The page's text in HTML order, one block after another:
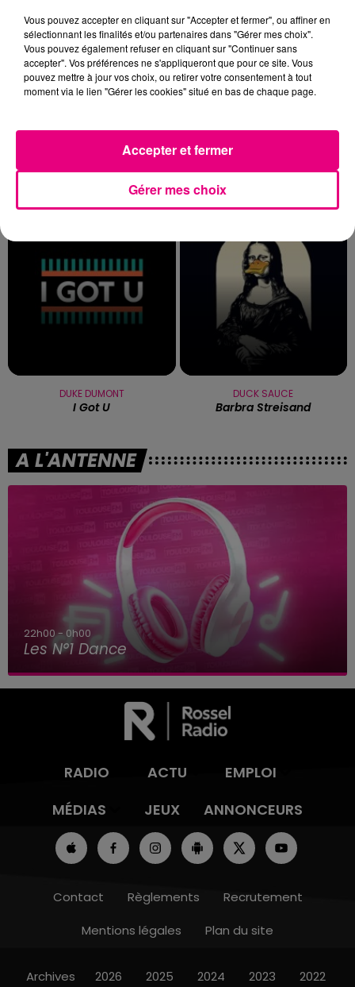
23 juillet 2026
VIOLENT INCENDIE AU NORD DE
La Haute-Garonne sera placé en alerte rouge
par Météo France ce vendredi 24 juillet aux feux
de forêt.
TITRES DIFFUSÉS
DUKE DUMONT
I Got U
DUCK SAUCE
Barbra Streisand
A L'ANTENNE
22h00 - 0h00
Les N°1 Dance
RADIO ACTU
EMPLOI
MÉDIAS
JEUX ANNONCEURS
Contact Règlements
Recrutement
Mentions légales
Plan du site
Archives 2026 2025 2024 2023 2022
Vous pouvez accepter en cliquant sur "Accepter et fermer", ou affiner en
sélectionnant les finalités et/ou partenaires dans "Gérer mes choix".
Vous pouvez également refuser en cliquant sur "Continuer sans
accepter". Vos préférences ne s'appliqueront que pour ce site. Vous
pouvez mettre à jour vos choix, ou retirer votre consentement à tout
moment via le lien "Gérer les cookies" situé en bas de chaque page.
Gérer mes choix
Accepter et fermer